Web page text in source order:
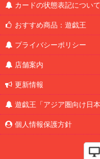
カードの状態表記について
おすすめ商品：遊戯王
プライバシーポリシー
店舗案内
更新情報
遊戯王「アジア圏向け日
個人情報保護方針